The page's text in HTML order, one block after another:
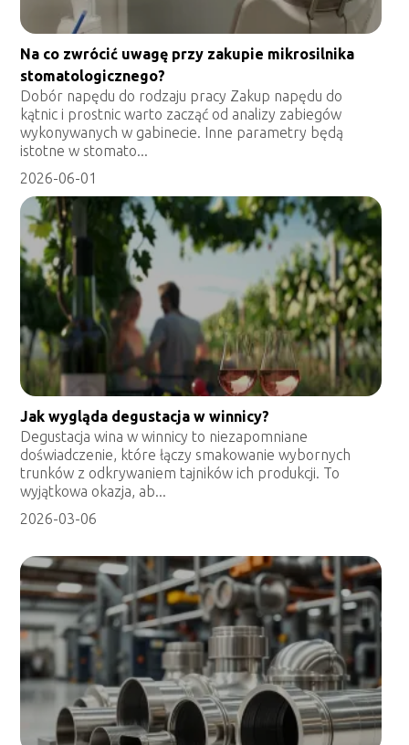
Na co zwrócić uwagę przy zakupie mikrosilnika
stomatologicznego?
Dobór napędu do rodzaju pracy Zakup napędu do
kątnic i prostnic warto zacząć od analizy zabiegów
wykonywanych w gabinecie. Inne parametry będą
istotne w stomato...
2026-06-01
Jak wygląda degustacja w winnicy?
Degustacja wina w winnicy to niezapomniane
doświadczenie, które łączy smakowanie wybornych
trunków z odkrywaniem tajników ich produkcji. To
wyjątkowa okazja, ab...
2026-03-06